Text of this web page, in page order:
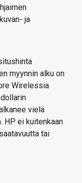
ja
myynnin alku on
Wirelessia
vielä
HP ei kuitenkaan
tai